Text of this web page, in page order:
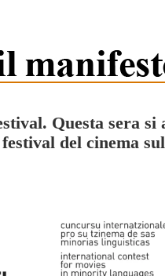
Questa sera si
del cinema